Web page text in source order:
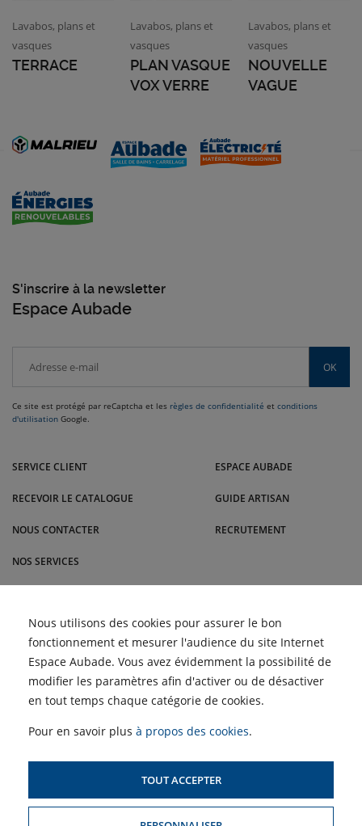
Lavabos, plans et
vasques
TERRACE
Lavabos, plans et
vasques
PLAN VASQUE
VOX VERRE
Lavabos, plans et
vasques
NOUVELLE
VAGUE
S'inscrire à la newsletter
Espace Aubade
OK
Ce site est protégé par reCaptcha et les règles de confidentialité et conditions
d'utilisation Google.
Rodez, Toulouse, Cabestany, Montauban, Brive-la-Gaillarde et bien
SERVICE CLIENT
RECEVOIR LE CATALOGUE
NOUS CONTACTER
NOS SERVICES
Comment nettoyer les
filtres d'une climatisation
pour un air plus sain |
Choisir un climatiseur
adapté à son logement ?
ACTUALITÉS
Meuble et du Carrelage |
Profitez des Semaines de
ESPACE AUBADE
GUIDE ARTISAN
RECRUTEMENT
ACCÈS PROFESSIONNELS :
SIMULATEUR D'AIDES
Nous utilisons des cookies pour assurer le bon
fonctionnement et mesurer l'audience du site Internet
Espace Aubade. Vous avez évidemment la possibilité de
modifier les paramètres afin d'activer ou de désactiver
en tout temps chaque catégorie de cookies.
Pour en savoir plus à propos des cookies.
TOUT ACCEPTER